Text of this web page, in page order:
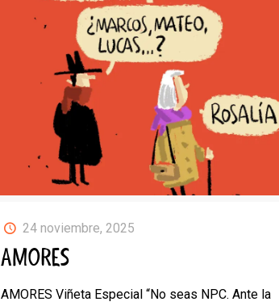
24 noviembre, 2025
AMORES
AMORES Viñeta Especial “No seas NPC. Ante la